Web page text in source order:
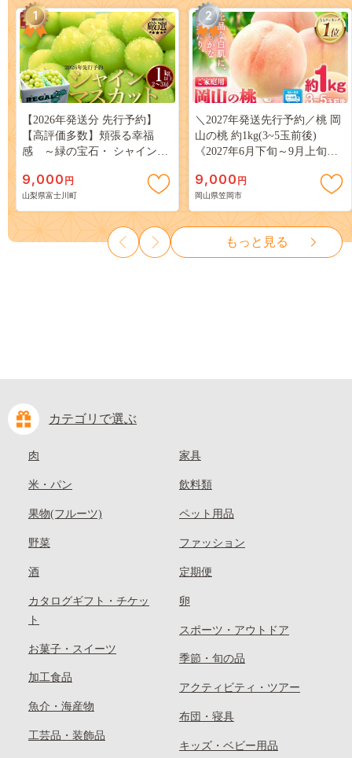
1
【2026年発送分 先行予約】
【高評価多数】頬張る幸福
感 ～緑の宝石・ シャインマ
３房） フルーツ 山梨県産 果
物 くだもの シャイン マスカ
ット ぶどう ブドウ 葡萄 大粒
種なし 先行予約 富士川町
10000円 一万円 9000円 九千円
9,000 円
山梨県富士川町
2
＼2027年発送先行予約／桃 岡
山の桃 約1kg(3~5玉前後)
《2027年6月下旬～9月上旬頃
岡山 はくとう スイーツ フル
ーツ 果物 デザート 旬 モモ も
も 先行予約 送料無料 果物 岡
山県 笠岡市 清水白桃 白鳳 白
麗 クール便---
kasaoka_zsy_419_100---
9,000 円
岡山県笠岡市
もっと見る
カテゴリで選ぶ
肉
米・パン
果物(フルーツ)
野菜
酒
カタログギフト・チケッ
ト
お菓子・スイーツ
加工食品
魚介・海産物
工芸品・装飾品
家具
飲料類
ペット用品
ファッション
定期便
卵
スポーツ・アウトドア
季節・旬の品
アクティビティ・ツアー
布団・寝具
キッズ・ベビー用品